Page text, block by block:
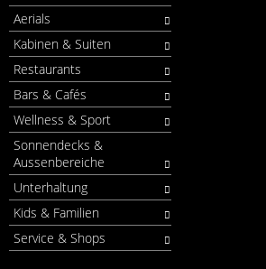
Aerials
Kabinen & Suiten
Restaurants
Bars & Cafés
Wellness & Sport
Sonnendecks &
Aussenbereiche
Unterhaltung
Kids & Familien
Service & Shops